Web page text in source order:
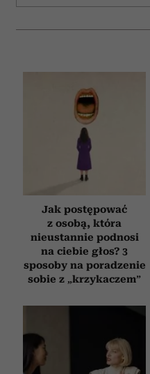
Jak postępować
z osobą, która
nieustannie podnosi
na ciebie głos? 3
sposoby na poradzenie
sobie z „krzykaczem”